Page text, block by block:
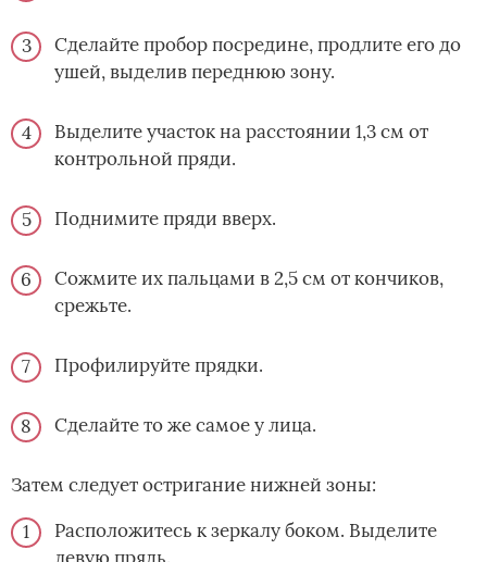
Сделайте пробор посредине, продлите его до
ушей, выделив переднюю зону.
Выделите участок на расстоянии 1,3 см от
контрольной пряди.
Поднимите пряди вверх.
Сожмите их пальцами в 2,5 см от кончиков,
срежьте.
Профилируйте прядки.
Сделайте то же самое у лица.
Затем следует остригание нижней зоны:
Расположитесь к зеркалу боком. Выделите